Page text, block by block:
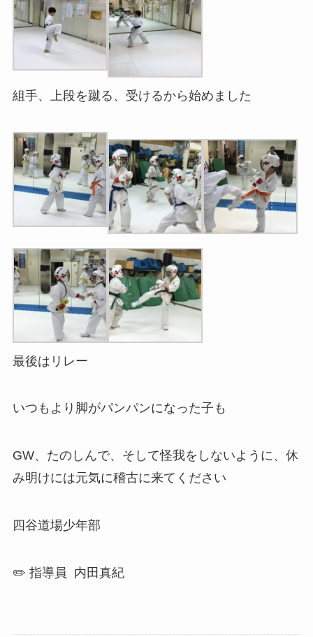
組手、上段を蹴る、受けるから始めました
最後はリレー
いつもより脚がパンパンになった子も
GW、たのしんで、そして怪我をしないように、休
み明けには元気に稽古に来てください
四谷道場少年部
✏️ 指導員 内田真紀